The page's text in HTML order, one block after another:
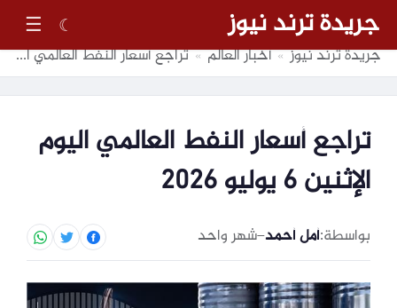
جريدة ترند نيوز ☾
☰
جريدة ترند نيوز » أخبار العالم » تراجع أسعار النفط العالمي اليوم الإثنين 6 يوليو 2026
تراجع أسعار النفط العالمي اليوم
الإثنين 6 يوليو 2026
بواسطة:أمل أحمد–شهر واحد